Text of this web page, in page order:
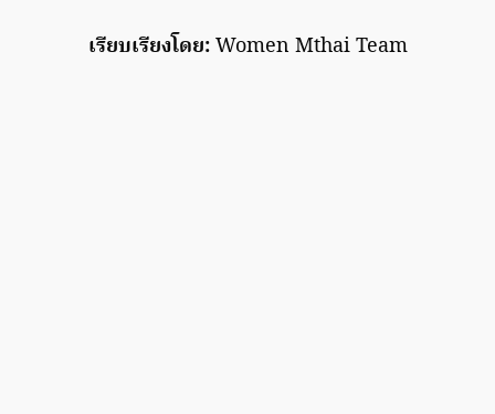
เรียบเรียงโดย:Women Mthai Team